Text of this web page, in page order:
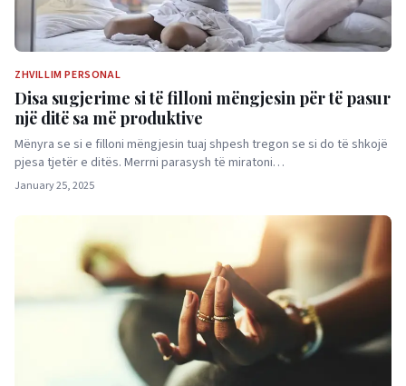
ZHVILLIM PERSONAL
Disa sugjerime si të filloni mëngjesin për të pasur
një ditë sa më produktive
Mënyra se si e filloni mëngjesin tuaj shpesh tregon se si do të shkojë
pjesa tjetër e ditës. Merrni parasysh të miratoni…
January 25, 2025